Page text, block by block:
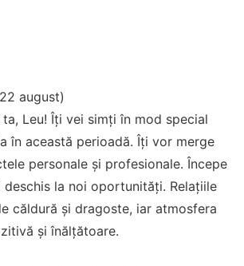
august)
Leu! Îți vei simți în mod special
în această perioadă. Îți vor merge
personale și profesionale. Începe
la noi oportunități. Relațiile
căldură și dragoste, iar atmosfera
și înălțătoare.